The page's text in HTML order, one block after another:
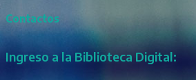
Contactos
Ingreso a la Biblioteca Digital: